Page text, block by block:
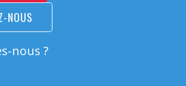
NOUS
nous ?